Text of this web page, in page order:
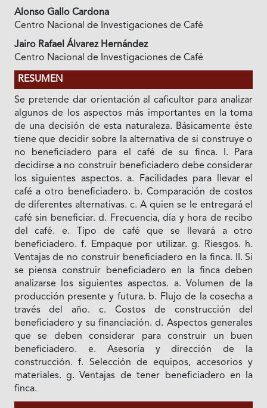
Alonso Gallo Cardona
Centro Nacional de Investigaciones de Café
Jairo Rafael Álvarez Hernández
Centro Nacional de Investigaciones de Café
RESUMEN
Se pretende dar orientación al caficultor para analizar
algunos de los aspectos más importantes en la toma
de una decisión de esta naturaleza. Básicamente éste
tiene que decidir sobre la alternativa de si construye o
no beneficiadero para el café de su finca. I. Para
decidirse a no construir beneficiadero debe considerar
los siguientes aspectos. a. Facilidades para llevar el
café a otro beneficiadero. b. Comparación de costos
de diferentes alternativas. c. A quien se le entregará el
café sin beneficiar. d. Frecuencia, día y hora de recibo
del café. e. Tipo de café que se llevará a otro
beneficiadero. f. Empaque por utilizar. g. Riesgos. h.
Ventajas de no construir beneficiadero en la finca. II. Si
se piensa construir beneficiadero en la finca deben
analizarse los siguientes aspectos. a. Volumen de la
producción presente y futura. b. Flujo de la cosecha a
través del año. c. Costos de construcción del
beneficiadero y su financiación. d. Aspectos generales
que se deben considerar para construir un buen
beneficiadero. e. Asesoría y dirección de la
construcción. f. Selección de equipos, accesorios y
materiales. g. Ventajas de tener beneficiadero en la
finca.